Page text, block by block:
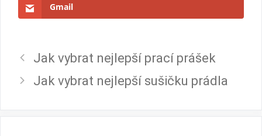
Gmail
Jak vybrat nejlepší prací prášek
Jak vybrat nejlepší sušičku prádla